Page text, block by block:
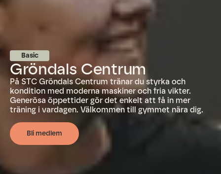
Basic
Gröndals Centrum
På STC Gröndals Centrum tränar du styrka och
kondition med moderna maskiner och fria vikter.
Generösa öppettider gör det enkelt att få in mer
träning i vardagen. Välkommen till gymmet nära dig.
Bli medlem